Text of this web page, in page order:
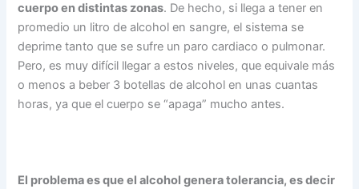
cuerpo en distintas zonas. De hecho, si llega a tener en
promedio un litro de alcohol en sangre, el sistema se
deprime tanto que se sufre un paro cardiaco o pulmonar.
Pero, es muy difícil llegar a estos niveles, que equivale más
o menos a beber 3 botellas de alcohol en unas cuantas
horas, ya que el cuerpo se “apaga” mucho antes.
El problema es que el alcohol genera tolerancia, es decir